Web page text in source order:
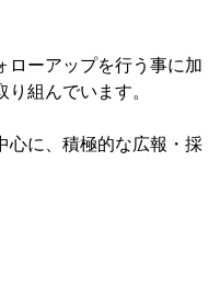
ローアップを行う事に加
組んでいます。
心に、積極的な広報・採